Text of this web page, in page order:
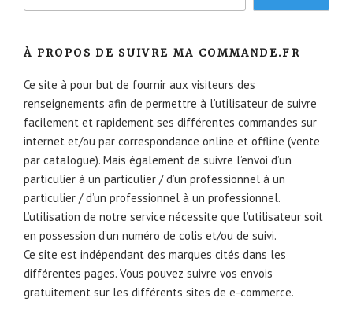
À PROPOS DE SUIVRE MA COMMANDE.FR
Ce site à pour but de fournir aux visiteurs des
renseignements afin de permettre à l’utilisateur de suivre
facilement et rapidement ses différentes commandes sur
internet et/ou par correspondance online et offline (vente
par catalogue). Mais également de suivre l’envoi d’un
particulier à un particulier / d’un professionnel à un
particulier / d’un professionnel à un professionnel.
L’utilisation de notre service nécessite que l’utilisateur soit
en possession d’un numéro de colis et/ou de suivi.
Ce site est indépendant des marques cités dans les
différentes pages. Vous pouvez suivre vos envois
gratuitement sur les différents sites de e-commerce.